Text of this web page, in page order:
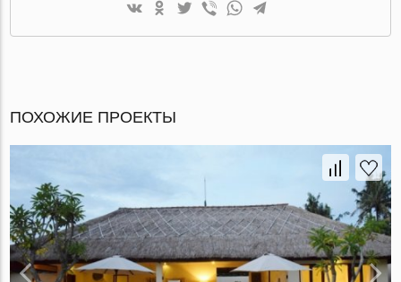
ПОХОЖИЕ ПРОЕКТЫ